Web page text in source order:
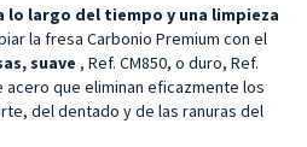
lo largo del tiempo y una limpieza
la fresa Carbonio Premium con el
suave , Ref. CM850, o duro, Ref.
acero que eliminan eficazmente los
del dentado y de las ranuras del